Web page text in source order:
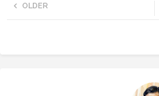
OLDER